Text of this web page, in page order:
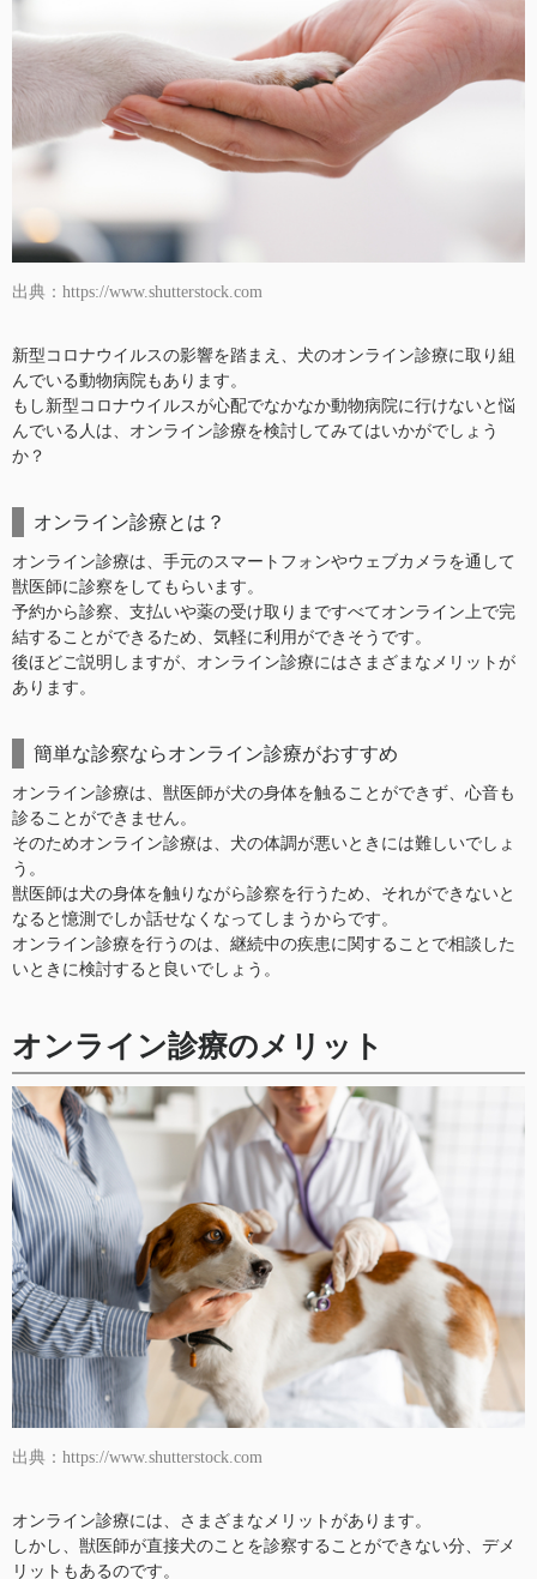
出典：https://www.shutterstock.com
新型コロナウイルスの影響を踏まえ、犬のオンライン診療に取り組
んでいる動物病院もあります。
もし新型コロナウイルスが心配でなかなか動物病院に行けないと悩
んでいる人は、オンライン診療を検討してみてはいかがでしょう
か？
オンライン診療とは？
オンライン診療は、手元のスマートフォンやウェブカメラを通して
獣医師に診察をしてもらいます。
予約から診察、支払いや薬の受け取りまですべてオンライン上で完
結することができるため、気軽に利用ができそうです。
後ほどご説明しますが、オンライン診療にはさまざまなメリットが
あります。
簡単な診察ならオンライン診療がおすすめ
オンライン診療は、獣医師が犬の身体を触ることができず、心音も
診ることができません。
そのためオンライン診療は、犬の体調が悪いときには難しいでしょ
う。
獣医師は犬の身体を触りながら診察を行うため、それができないと
なると憶測でしか話せなくなってしまうからです。
オンライン診療を行うのは、継続中の疾患に関することで相談した
いときに検討すると良いでしょう。
オンライン診療のメリット
出典：https://www.shutterstock.com
オンライン診療には、さまざまなメリットがあります。
しかし、獣医師が直接犬のことを診察することができない分、デメ
リットもあるのです。